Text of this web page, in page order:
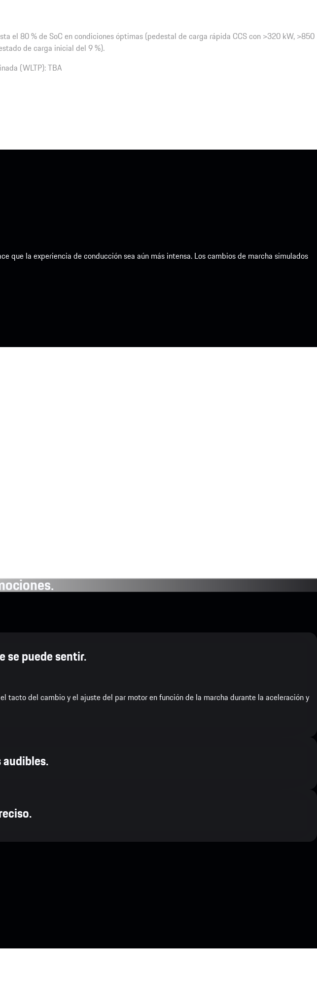
el 80 % de SoC en condiciones óptimas (pedestal de carga rápida CCS con >320 kW, >850
de carga inicial del 9 %).
(WLTP): TBA
que la experiencia de conducción sea aún más intensa. Los cambios de marcha simulados
se puede sentir.
tacto del cambio y el ajuste del par motor en función de la marcha durante la aceleración y